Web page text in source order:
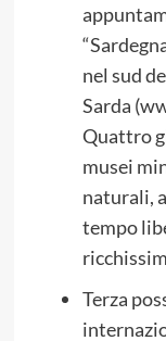
nel sud
Sarda
Quattro
musei
naturali,
tempo
Terza